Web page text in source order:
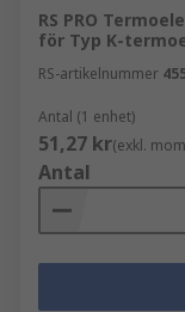
RS PRO
för Typ K-
RS-artikelnummer
Antal (1 enhet)
51,27 kr(exkl.
Antal